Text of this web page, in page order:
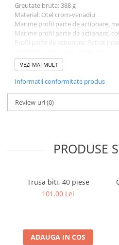
Greutate bruta: 388 g
Material: Otel crom-vanadiu
Marime profil parte de actionare,
Marime profil parte de actionare,
Profil parte de actionare: Patrat
VEZI MAI MULT
Informatii conformitate produs
Review-uri(0)
PRODUSE
Trusa biti, 40 piese
101,00 Lei
ADAUGA IN COS